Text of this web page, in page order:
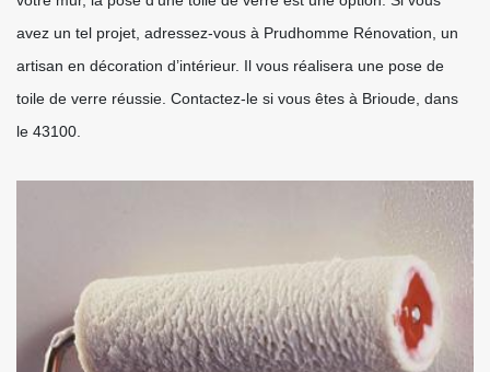
avez un tel projet, adressez-vous à Prudhomme Rénovation, un
artisan en décoration d’intérieur. Il vous réalisera une pose de
toile de verre réussie. Contactez-le si vous êtes à Brioude, dans
le 43100.